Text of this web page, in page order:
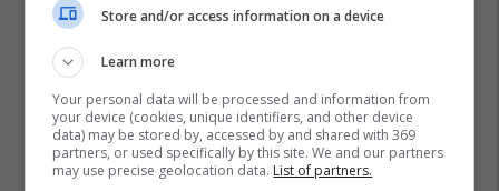
Ukraina
Volodymyr Zelensky
Store and/or access information on a device
Learn more
Your personal data will be processed and information from
your device (cookies, unique identifiers, and other device
data) may be stored by, accessed by and shared with 369
partners, or used specifically by this site. We and our partners
may use precise geolocation data. List of partners.